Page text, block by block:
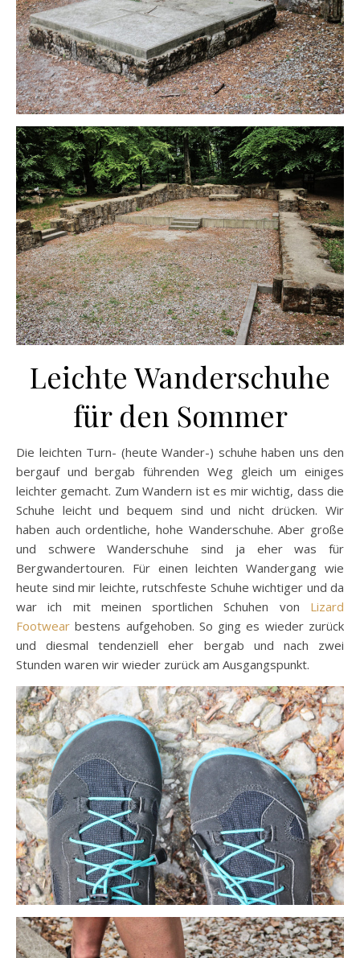
Leichte Wanderschuhe
für den Sommer
Die leichten Turn- (heute Wander-) schuhe haben uns den
bergauf und bergab führenden Weg gleich um einiges
leichter gemacht. Zum Wandern ist es mir wichtig, dass die
Schuhe leicht und bequem sind und nicht drücken. Wir
haben auch ordentliche, hohe Wanderschuhe. Aber große
und schwere Wanderschuhe sind ja eher was für
Bergwandertouren. Für einen leichten Wandergang wie
heute sind mir leichte, rutschfeste Schuhe wichtiger und da
war ich mit meinen sportlichen Schuhen von Lizard
Footwear bestens aufgehoben. So ging es wieder zurück
und diesmal tendenziell eher bergab und nach zwei
Stunden waren wir wieder zurück am Ausgangspunkt.